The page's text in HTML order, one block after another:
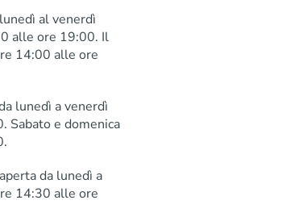
al venerdì
alle ore 19:00. Il
14:00 alle ore
lunedì a venerdì
e domenica
da lunedì a
14:30 alle ore